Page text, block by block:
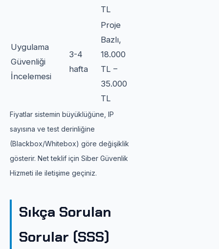
TL
Uygulama
Güvenliği
İncelemesi
3-4
hafta
Proje
Bazlı,
18.000
TL –
35.000
TL
Fiyatlar sistemin büyüklüğüne, IP
sayısına ve test derinliğine
(Blackbox/Whitebox) göre değişiklik
gösterir. Net teklif için Siber Güvenlik
Hizmeti ile iletişime geçiniz.
Sıkça Sorulan
Sorular (SSS)